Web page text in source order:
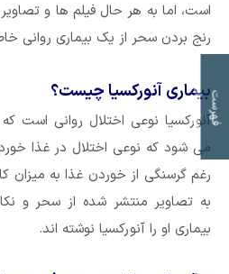
است، اما به هر حال فیلم ها و
رنج بردن سحر از یک بیماری روانی
بیماری آنورکسیا چیست؟
آنورکسیا نوعی اختلال روانی است
می شود که نوعی اختلال در غذا
رغم گرسنگی از خوردن غذا به میزان
به تصاویر منتشر شده از سحر و
بیماری او را آنورکسیا نوشته اند.
ف
ه
ر
س
ت
م
و
ض
و
ع
ات